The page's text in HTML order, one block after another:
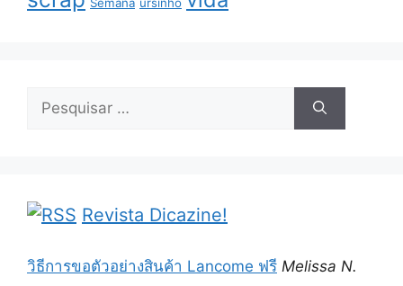
por:
Revista Dicazine!
วิธีการขอตัวอย่างสินค้า Lancome ฟรี Melissa N.